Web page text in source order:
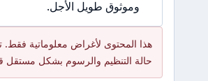
وموثوق طويل الأجل.
هذا المحتوى لأغراض معلوماتية
حالة التنظيم والرسوم بشكل مستقل